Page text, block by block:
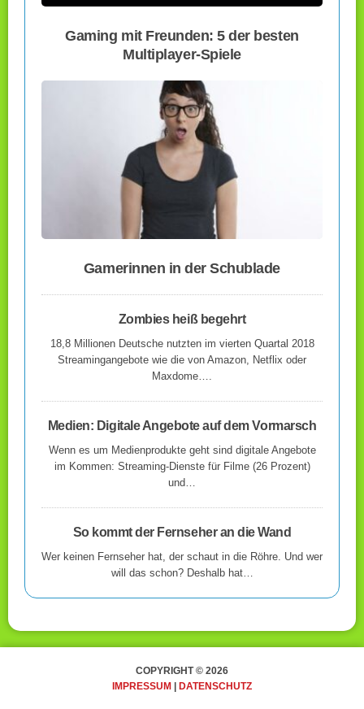
Gaming mit Freunden: 5 der besten
Multiplayer-Spiele
Gamerinnen in der Schublade
Zombies heiß begehrt
18,8 Millionen Deutsche nutzten im vierten Quartal 2018
Streamingangebote wie die von Amazon, Netflix oder
Maxdome….
Medien: Digitale Angebote auf dem Vormarsch
Wenn es um Medienprodukte geht sind digitale Angebote
im Kommen: Streaming-Dienste für Filme (26 Prozent)
und…
So kommt der Fernseher an die Wand
Wer keinen Fernseher hat, der schaut in die Röhre. Und wer
will das schon? Deshalb hat…
COPYRIGHT © 2026
IMPRESSUM | DATENSCHUTZ